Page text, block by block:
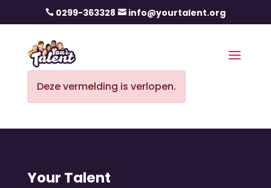
 0299-363328  info@yourtalent.org
Deze vermelding is verlopen.
Your Talent